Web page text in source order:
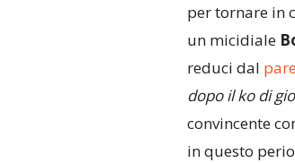
per tornare in
un micidiale
reduci dal
dopo il ko di
convincente
in questo